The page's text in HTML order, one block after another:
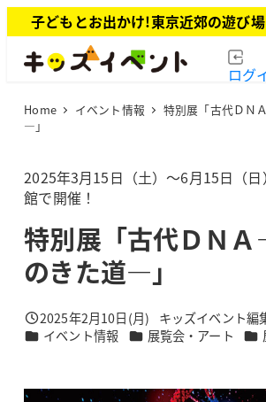
イ
子どもとお出かけ!東京近郊の遊び
ログ
Home イベント情報
特別展「古代ＤＮ
―」
2025年3月15日（土）～6月15日（
館で開催！
特別展「古代ＤＮ
のきた道―」
投稿日
2025年2月10日(月)
著
者
キッズイベント編
カテゴリー
イベント情報 カテゴリー
展覧会・アート カ